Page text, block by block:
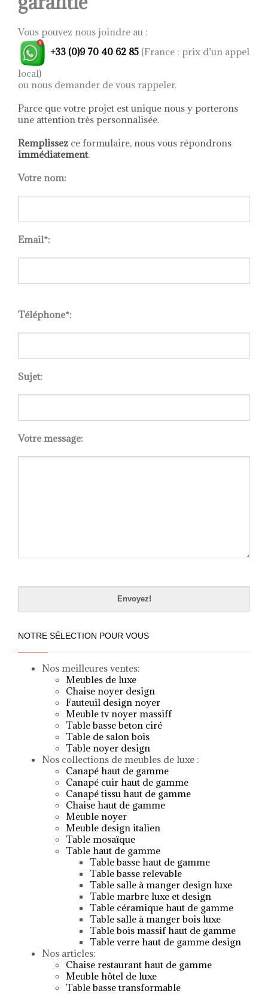
Vous pouvez nous joindre au :
+33 (0)9 70 40 62 85 (France : prix d’un appel
local)
ou nous demander de vous rappeler.
Parce que votre projet est unique nous y porterons
une attention très personnalisée.
Remplissez ce formulaire, nous vous répondrons
immédiatement.
Votre nom:
Email*:
leave
field
Téléphone*:
Sujet:
Votre message:
leave
field
NOTRE SÉLECTION POUR VOUS
Nos meilleures ventes:
Meubles de luxe
Chaise noyer design
Fauteuil design noyer
Meuble tv noyer massiff
Table basse beton ciré
Table de salon bois
Table noyer design
Nos collections de meubles de luxe :
Canapé haut de gamme
Canapé cuir haut de gamme
Canapé tissu haut de gamme
Chaise haut de gamme
Meuble noyer
Meuble design italien
Table mosaïque
Table haut de gamme
Table basse haut de gamme
Table basse relevable
Table salle à manger design luxe
Table marbre luxe et design
Table céramique haut de gamme
Table salle à manger bois luxe
Table bois massif haut de gamme
Table verre haut de gamme design
Nos articles:
Chaise restaurant haut de gamme
Meuble hôtel de luxe
Table basse transformable